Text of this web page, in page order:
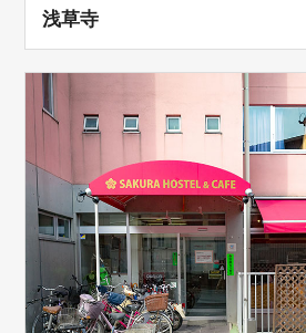
浅草寺